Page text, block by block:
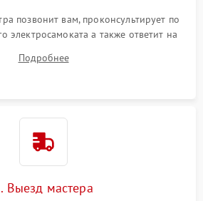
позвонит вам, проконсультирует по
электросамоката а также ответит на
Подробнее
Выезд мастера